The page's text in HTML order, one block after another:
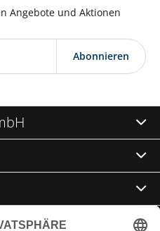
Angebote und Aktionen
Abonnieren